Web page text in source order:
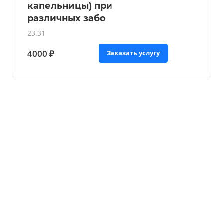
капельницы) при
различных забо
23.31
4000 ₽ Заказать услугу